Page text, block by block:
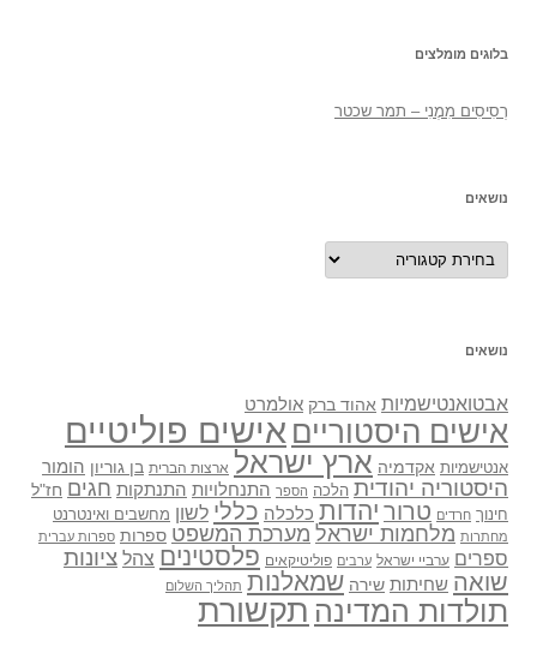
בלוגים מומלצים
רְסִיסִים מִמֶנִי – תמר שכטר
נושאים
נושאים
נושאים
אבטואנטישמיות אהוד ברק אולמרט
אישים היסטוריים אישים פוליטיים
אנטישמיות אקדמיה ארץ ישראל ארצות הברית בן גוריון הומור
היסטוריה יהודית הלכה הספר התנחלויות התנתקות חגים חז"ל
חינוך חרדים טרור יהדות כלכלה כללי לשון מחשבים ואינטרנט
מחתרות מלחמות ישראל מערכת המשפט ספרות ספרות עברית
ספרים ערביי ישראל ערבים פוליטיקאים פלסטינים צהל ציונות
שואה שחיתות שירה שמאלנות תהליך השלום
תולדות המדינה תקשורת